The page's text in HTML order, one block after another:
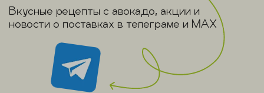
Вкусные рецепты с авокадо, акции и
новости о поставках в телеграме и MAX